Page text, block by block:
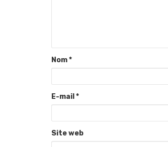
Nom*
E-mail *
Site web